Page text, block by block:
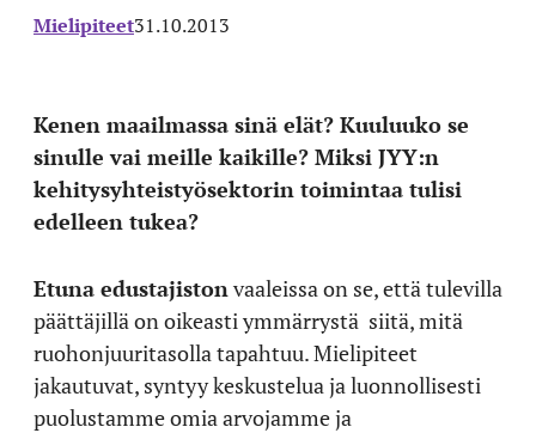
Mielipiteet31.10.2013
Kenen maailmassa sinä elät? Kuuluuko se
sinulle vai meille kaikille? Miksi JYY:n
kehitysyhteistyösektorin toimintaa tulisi
edelleen tukea?
Etuna edustajiston vaaleissa on se, että tulevilla
päättäjillä on oikeasti ymmärrystä siitä, mitä
ruohonjuuritasolla tapahtuu. Mielipiteet
jakautuvat, syntyy keskustelua ja luonnollisesti
puolustamme omia arvojamme ja